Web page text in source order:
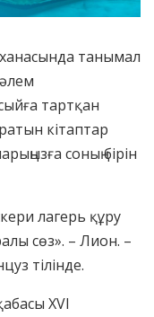
танымал
тартқан
кітаптар
соның бірін
лагерь құру
сөз». – Лион. –
тілінде.
XVI